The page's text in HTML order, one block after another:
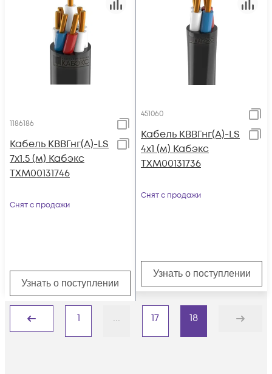
1186186
Кабель КВВГнг(А)-LS
7х1.5 (м) Кабэкс
ТХМ00131746
Снят с продажи
Узнать о поступлении
451060
Кабель КВВГнг(А)-LS
4х1 (м) Кабэкс
ТХМ00131736
Снят с продажи
Узнать о поступлении
Назад
1 ... 17 18
Дальше